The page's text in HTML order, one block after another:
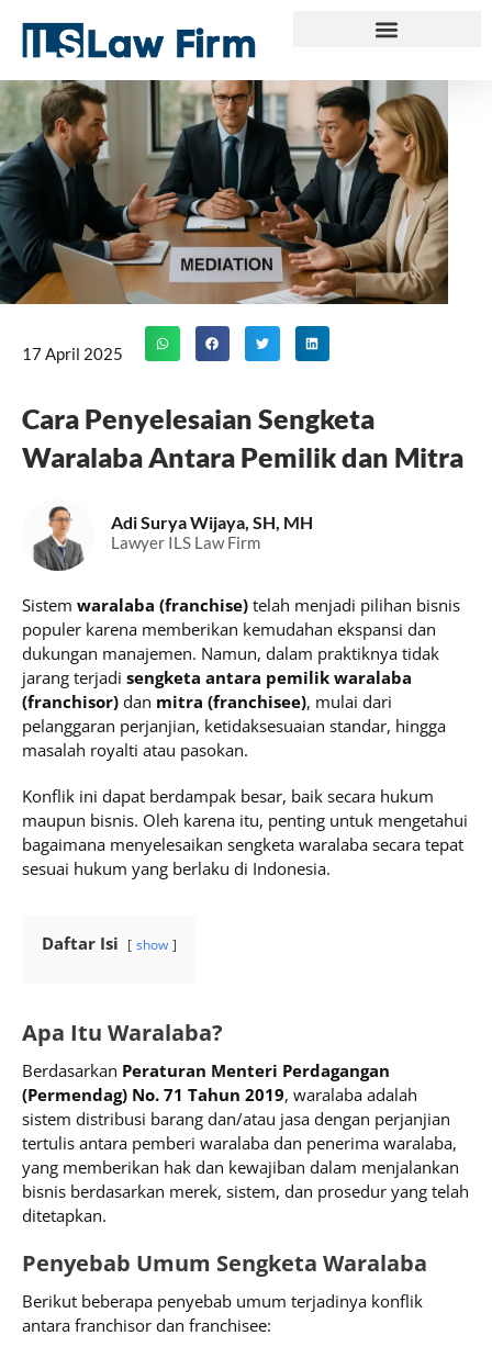
content
17 April 2025
Cara Penyelesaian Sengketa
Waralaba Antara Pemilik dan Mitra
Adi Surya Wijaya, SH, MH
Lawyer ILS Law Firm
Sistem waralaba (franchise) telah menjadi pilihan bisnis
populer karena memberikan kemudahan ekspansi dan
dukungan manajemen. Namun, dalam praktiknya tidak
jarang terjadi sengketa antara pemilik waralaba
(franchisor) dan mitra (franchisee), mulai dari
pelanggaran perjanjian, ketidaksesuaian standar, hingga
masalah royalti atau pasokan.
Konflik ini dapat berdampak besar, baik secara hukum
maupun bisnis. Oleh karena itu, penting untuk mengetahui
bagaimana menyelesaikan sengketa waralaba secara tepat
sesuai hukum yang berlaku di Indonesia.
Daftar Isi show
Apa Itu Waralaba?
Berdasarkan Peraturan Menteri Perdagangan
(Permendag) No. 71 Tahun 2019, waralaba adalah
sistem distribusi barang dan/atau jasa dengan perjanjian
tertulis antara pemberi waralaba dan penerima waralaba,
yang memberikan hak dan kewajiban dalam menjalankan
bisnis berdasarkan merek, sistem, dan prosedur yang telah
ditetapkan.
Penyebab Umum Sengketa Waralaba
Berikut beberapa penyebab umum terjadinya konflik
antara franchisor dan franchisee: